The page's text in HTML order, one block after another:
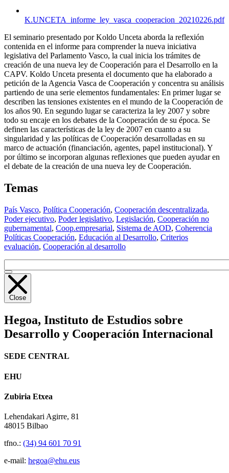
K.UNCETA_informe_ley_vasca_cooperacion_20210226.pdf
El seminario presentado por Koldo Unceta aborda la reflexión
contenida en el informe para comprender la nueva iniciativa
legislativa del Parlamento Vasco, la cual inicia los trámites de
creación de una nueva ley de Cooperación para el Desarrollo en la
CAPV. Koldo Unceta presenta el documento que ha elaborado a
petición de la Agencia Vasca de Cooperación y concentra su análisis
partiendo de una serie elementos fundamentales: En primer lugar se
describen las tensiones existentes en el mundo de la Cooperación de
los años 90. En segundo lugar se caracteriza la ley 2007 y sobre
todo su encaje en los debates de la Cooperación de su época. Se
definen las características de la ley de 2007 en cuanto a su
singularidad y las políticas de Cooperación desarrolladas en su
marco de actuación (financiación, agentes, papel institucional). Y
por último se incorporan algunas reflexiones que pueden ayudar en
el debate de la creación de una nueva ley de Cooperación.
Temas
País Vasco, Política Cooperación, Cooperación descentralizada,
Poder ejecutivo, Poder legislativo, Legislación, Cooperación no
gubernamental, Coop.empresarial, Sistema de AOD, Coherencia
Políticas Cooperación, Educación al Desarrollo, Criterios
evaluación, Cooperación al desarrollo
Close
Hegoa, Instituto de Estudios sobre
Desarrollo y Cooperación Internacional
SEDE CENTRAL
EHU
Zubiria Etxea
Lehendakari Agirre, 81
48015 Bilbao
tfno.: (34) 94 601 70 91
e-mail: hegoa@ehu.eus